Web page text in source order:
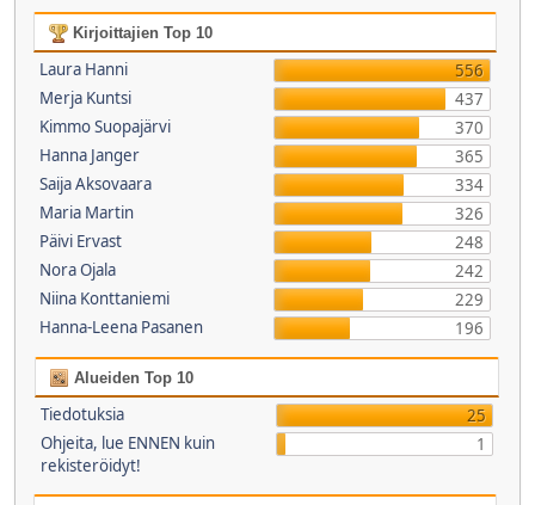
Kirjoittajien Top 10
Laura Hanni
556
Merja Kuntsi
437
Kimmo Suopajärvi
370
Hanna Janger
365
Saija Aksovaara
334
Maria Martin
326
Päivi Ervast
248
Nora Ojala
242
Niina Konttaniemi
229
Hanna-Leena Pasanen
196
Alueiden Top 10
Tiedotuksia
25
Ohjeita, lue ENNEN kuin
rekisteröidyt!
1